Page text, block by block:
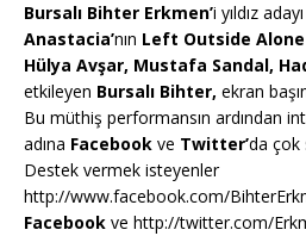
Bursalı Bihter Erkmen’i yıldız
Anastacia’nın Left Outside Alone
Hülya Avşar, Mustafa Sandal,
etkileyen Bursalı Bihter, ekran
Bu müthiş performansın ardından
adına Facebook ve Twitter’da çok
Destek vermek isteyenler
http://www.facebook.com/
Facebook ve http://twitter.com/